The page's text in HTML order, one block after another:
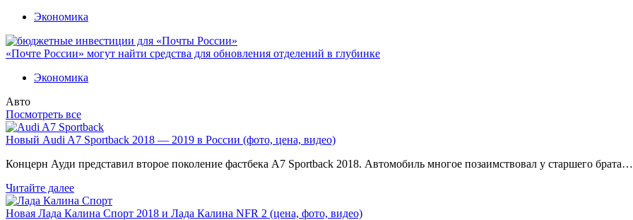
Экономика
«Почте России» могут найти средства для обновления отделений в глубинке
Экономика
Авто
Посмотреть все
Новый Audi A7 Sportback 2018 — 2019 в России (фото, цена, видео)
Концерн Ауди представил второе поколение фастбека A7 Sportback 2018. Автомобиль многое позаимствовал у старшего брата…
Читайте далее
Новая Лада Калина Спорт 2018 и Лада Калина NFR 2 (цена, фото, видео)